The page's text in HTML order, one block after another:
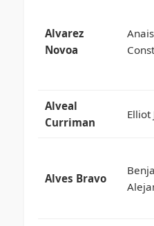
Alvarez
Novoa
Anais
Alveal
Curriman
Elliot
Alves Bravo